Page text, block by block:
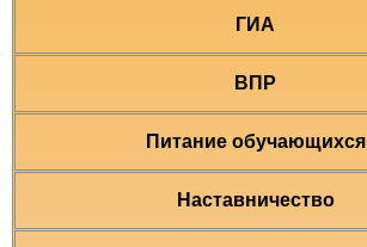
ГИА
ВПР
Питание обучающихся
Наставничество